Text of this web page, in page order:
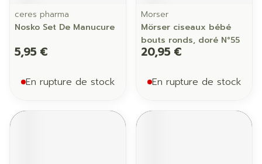
ceres pharma
Nosko Set De Manucure
5,95 €
En rupture de stock
Morser
Mörser ciseaux bébé
bouts ronds, doré N°55
20,95 €
En rupture de stock